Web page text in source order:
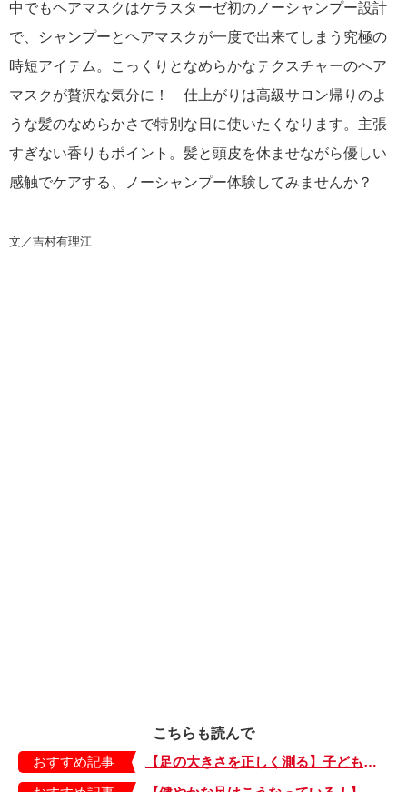
中でもヘアマスクはケラスターゼ初のノーシャンプー設計
で、シャンプーとヘアマスクが一度で出来てしまう究極の
時短アイテム。こっくりとなめらかなテクスチャーのヘア
マスクが贅沢な気分に！ 仕上がりは高級サロン帰りのよ
うな髪のなめらかさで特別な日に使いたくなります。主張
すぎない香りもポイント。髪と頭皮を休ませながら優しい
感触でケアする、ノーシャンプー体験してみませんか？
文／吉村有理江
こちらも読んで
おすすめ記事
【足の大きさを正しく測る】子どもの靴の最適サイズは？ 月に1回は測り直そう！